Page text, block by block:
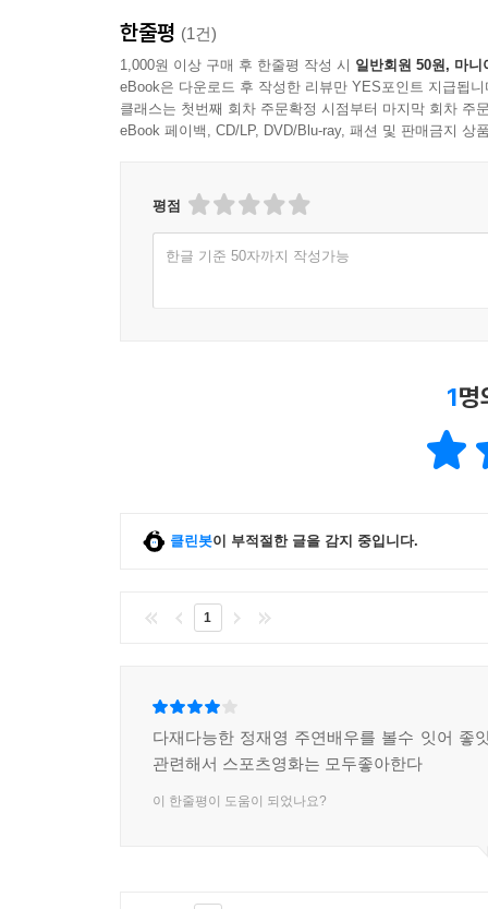
한줄평 (1건)
1,000원 이상 구매 후 한줄평 작성 시 일반회원 50원, 마니
eBook은 다운로드 후 작성한 리뷰만 YES포인트 지급됩니
클래스는 첫번째 회차 주문확정 시점부터 마지막 회차 주
eBook 페이백, CD/LP, DVD/Blu-ray, 패션 및 판매금지 상
평점
한글 기준 50자까지 작성가능
1명
클린봇이 부적절한 글을 감지 중입니다.
1
다재다능한 정재영 주연배우를 볼수 잇어 좋
관련해서 스포츠영화는 모두좋아한다
이 한줄평이 도움이 되었나요?